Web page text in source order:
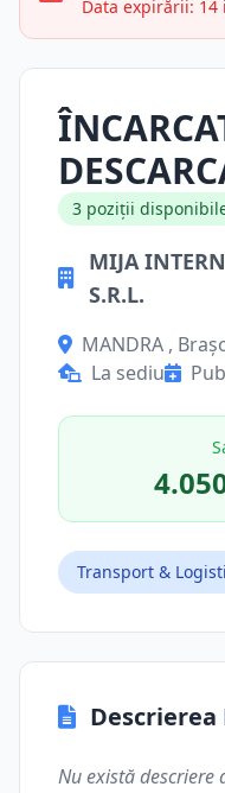
Data expirării: 14
3 poziții
MIJA
S.R.L.
MANDRA ,
La sediu
Transport &
Nu există descriere